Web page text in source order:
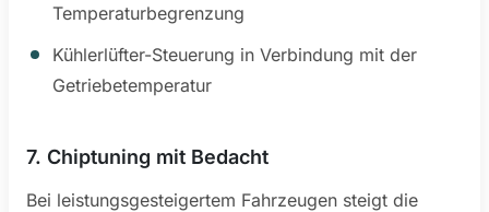
Temperaturbegrenzung
Kühlerlüfter-Steuerung in Verbindung mit der
Getriebetemperatur
7. Chiptuning mit Bedacht
Bei leistungsgesteigertem Fahrzeugen steigt die